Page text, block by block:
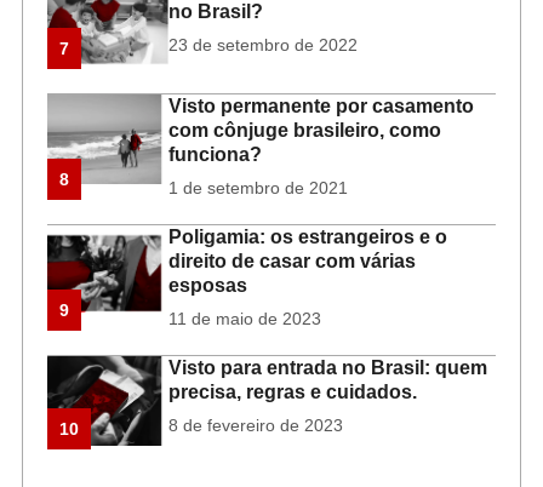
7
no Brasil?
23 de setembro de 2022
8
Visto permanente por casamento
com cônjuge brasileiro, como
funciona?
1 de setembro de 2021
9
Poligamia: os estrangeiros e o
direito de casar com várias
esposas
11 de maio de 2023
10
Visto para entrada no Brasil: quem
precisa, regras e cuidados.
8 de fevereiro de 2023